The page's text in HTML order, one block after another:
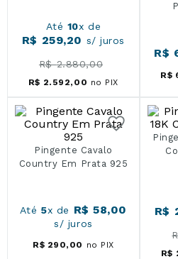
Até 10x de
R$ 259,20 s/ juros
R$ 2.880,00
R$ 2. 592, 00 no PIX
R$
R$
Pingente Cavalo
Country Em Prata 925
Até5x de R$ 58,00
s/ juros
R$ 290, 00 no PIX
R$
R$
º Moissanite